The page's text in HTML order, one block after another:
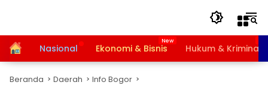
HomeNasional Ekonomi & Bisnis Hukum & Kriminal
Beranda Daerah Info Bogor